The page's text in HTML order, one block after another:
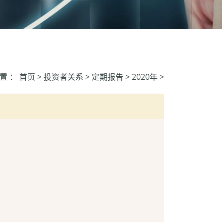
： 首页 >投资者关系 > 定期报告 >2020年>